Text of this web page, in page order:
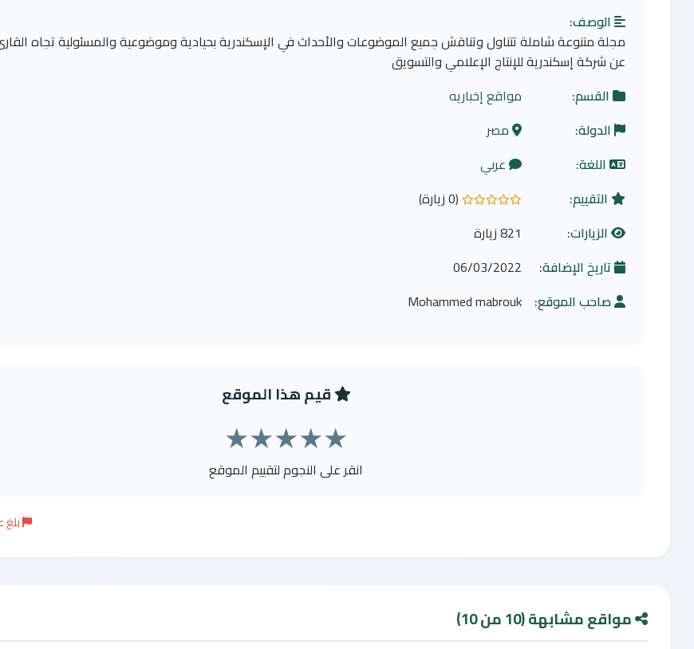
الوصف:
مجلة متنوعة شاملة تتناول وتناقش جميع الموضوعات والأحداث في الإسكندرية بحيادية وموضوعية والمسئولية تجاه
عن شركة إسكندرية للإنتاج الإعلامي والتسويق
القسم:
مواقع إخباريه
الدولة:
مصر
اللغة:
عربي
التقييم:
0.0 من 5 نجوم
(0 زيارة)
الزيارات:
821 زيارة
تاريخ الإضافة:
06/03/2022
صاحب الموقع: Mohammed mabrouk
قيم هذا الموقع
★
★
★
★
★
انقر على النجوم لتقييم الموقع
مواقع مشابهة (10 من 10)